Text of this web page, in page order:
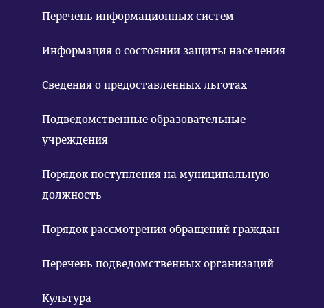
Перечень информационных систем
Информация о состоянии защиты населения
Сведения о предоставленных льготах
Подведомственные образовательные
учреждения
Порядок поступления на муниципальную
должность
Порядок рассмотрения обращений граждан
Перечень подведомственных организаций
Культура